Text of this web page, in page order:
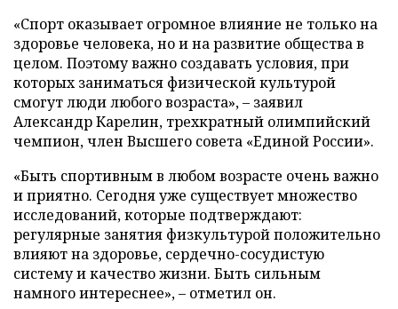
«Спорт оказывает огромное влияние не только на
здоровье человека, но и на развитие общества в
целом. Поэтому важно создавать условия, при
которых заниматься физической культурой
смогут люди любого возраста», – заявил
Александр Карелин, трехкратный олимпийский
чемпион, член Высшего совета «Единой России».
«Быть спортивным в любом возрасте очень важно
и приятно. Сегодня уже существует множество
исследований, которые подтверждают:
регулярные занятия физкультурой положительно
влияют на здоровье, сердечно-сосудистую
систему и качество жизни. Быть сильным
намного интереснее», – отметил он.